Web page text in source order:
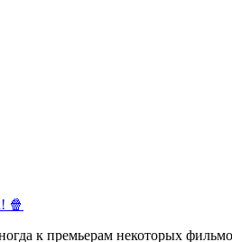
🍿
к премьерам некоторых